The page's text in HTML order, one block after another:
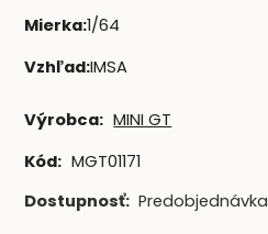
Mierka:1/64
Vzhľad:IMSA
Výrobca: MINI GT
Kód: MGT01171
Dostupnosť: Predobjednávka